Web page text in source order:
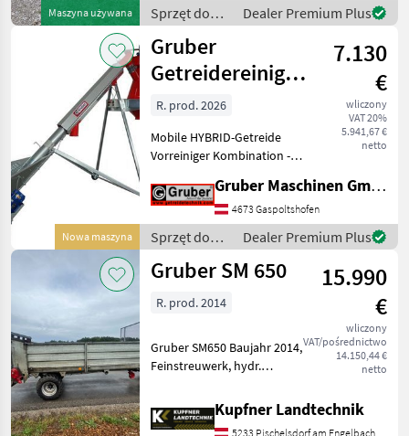
Maszyna używana
landwirtschaftliches Gerät,
das speziell für das effizien
Sprzęt do
nawożenia i
nawadniania
/ Gruber
Dealer Premium Plus
Nowa maszyna
Gruber
Getreidereiniger
mobile
Vorreiniger
Kombination
7.130
€
wliczony
VAT 20%
5.941,67 €
netto
R. prod. 2026
Mobile HYBRID-Getreide
Vorreiniger Kombination -
23 to/Std. Getreidekanone
KK 150, mit Motor 3, 0 kW,
verzinkt, 3, 5 m lang, inkl.
Einl
Gruber Maschinen GmbH
4673 Gaspoltshofen
Sprzęt do
przetwórstwa
zboża /
Dealer Premium Plus
Gruber SM 650
15.990
€
wliczony
VAT/pośrednictwo
14.150,44 €
netto
R. prod. 2014
Gruber SM650 Baujahr 2014,
Feinstreuwerk, hydr.
Gelenkwelle, Bereifung
19.0/45-17 Maschine in
Kupfner Landtechnik
5233 Pischelsdorf am Engelbach